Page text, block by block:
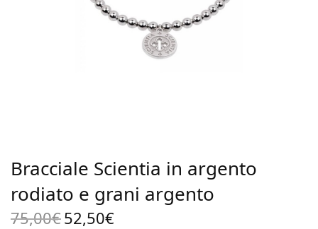
Bracciale Scientia in argento
rodiato e grani argento
75,00€ Il prezzo
52,50€